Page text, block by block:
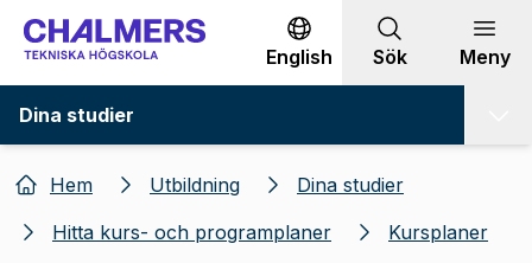
Gå till innehållet
English Sök Meny
Dina studier
Hem Utbildning
Dina studier
Hitta kurs- och programplaner
Kursplaner